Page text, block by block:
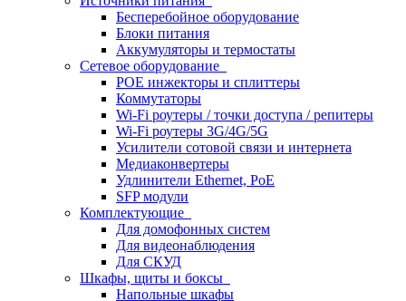
Бесперебойное оборудование
Блоки питания
Аккумуляторы и термостаты
Сетевое оборудование
POE инжекторы и сплиттеры
Коммутаторы
Wi-Fi роутеры / точки доступа / репитеры
Wi-Fi роутеры 3G/4G/5G
Усилители сотовой связи и интернета
Медиаконвертеры
Удлинители Ethernet, PoE
SFP модули
Комплектующие
Для домофонных систем
Для видеонаблюдения
Для СКУД
Шкафы, щиты и боксы
Напольные шкафы